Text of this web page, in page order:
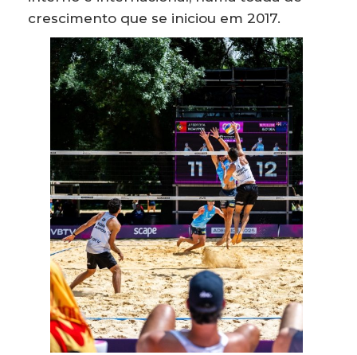
crescimento que se iniciou em 2017.